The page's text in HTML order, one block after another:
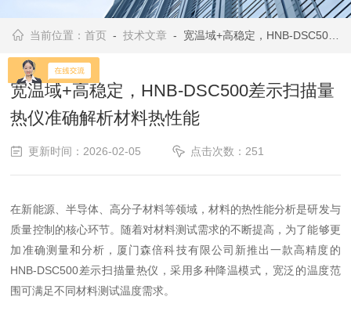
当前位置：首页 -技术文章 - 宽温域+高稳定，HNB-DSC500差示扫描量热仪准确解析材料热性能
宽温域+高稳定，HNB-DSC500差示扫描量
热仪准确解析材料热性能
更新时间：2026-02-05 点击次数：251
在新能源、半导体、高分子材料等领域，材料的热性能分析是研发与
质量控制的核心环节。随着对材料测试需求的不断提高，为了能够更
加准确测量和分析，厦门森倍科技有限公司新推出一款高精度的
HNB-DSC500差示扫描量热仪 ，采用多种降温模式，宽泛的温度范
围可满足不同材料测试温度需求。